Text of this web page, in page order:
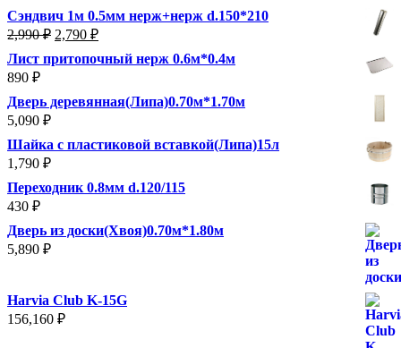
Сэндвич 1м 0.5мм нерж+нерж d.150*210
2,990₽ Первоначальная
составляла
2,790 ₽Текущая
2,790 ₽.
Лист притопочный нерж 0.6м*0.4м
890 ₽
Дверь деревянная(Липа)0.70м*1.70м
5,090 ₽
Шайка с пластиковой вставкой(Липа)15л
1,790 ₽
Переходник 0.8мм d.120/115
430 ₽
Дверь из доски(Хвоя)0.70м*1.80м
5,890 ₽
Harvia Club K-15G
156,160 ₽